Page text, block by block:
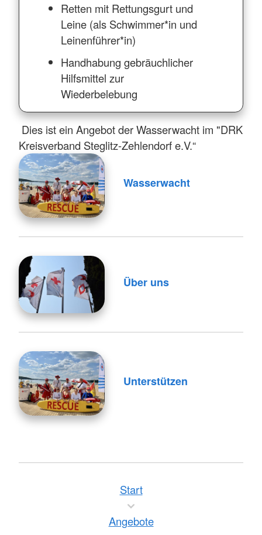
Retten mit Rettungsgurt und
Leine (als Schwimmer*in und
Leinenführer*in)
Handhabung gebräuchlicher
Hilfsmittel zur
Wiederbelebung
Dies ist ein Angebot der Wasserwacht im "DRK
Kreisverband Steglitz-Zehlendorf e.V.“
Wasserwacht
Über uns
Unterstützen
Start
Angebote